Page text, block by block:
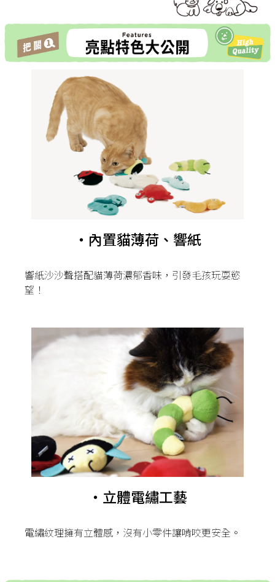
・內置貓薄荷、響紙
響紙沙沙聲搭配貓薄荷濃郁香味，引發毛孩玩耍慾
望！
・立體電繡工藝
電繡紋理擁有立體感，沒有小零件讓啃咬更安全。